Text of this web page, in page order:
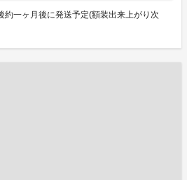
約一ヶ月後に発送予定(額装出来上がり次